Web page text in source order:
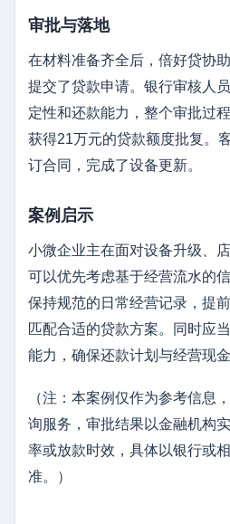
审批与落地
在材料准备齐全后，倍好贷协
提交了贷款申请。银行审核人
定性和还款能力，整个审批过
获得21万元的贷款额度批复。
订合同，完成了设备更新。
案例启示
小微企业主在面对设备升级、
可以优先考虑基于经营流水的
保持规范的日常经营记录，提
匹配合适的贷款方案。同时应
能力，确保还款计划与经营现金
（注：本案例仅作为参考信息
询服务，审批结果以金融机构
率或放款时效，具体以银行或
准。）